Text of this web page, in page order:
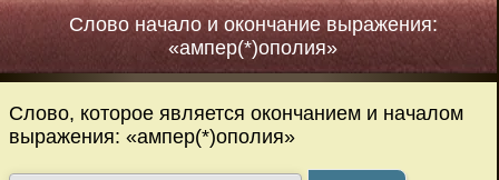
Слово начало и окончание выражения:
«ампер(*)ополия»
Слово, которое является окончанием и началом
выражения: «ампер(*)ополия»